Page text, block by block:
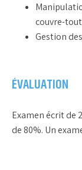
couvre-
Gestion
ÉVALUATION
Examen écrit de
de 80%. Un